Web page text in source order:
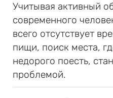
Учитывая активный
современного
всего отсутствует
пищи, поиск места,
недорого поесть,
проблемой.